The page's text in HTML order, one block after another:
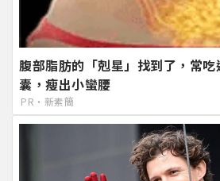
腹部脂肪的「剋星」找到了，常
囊，瘦出小蠻腰
PR・新素簡